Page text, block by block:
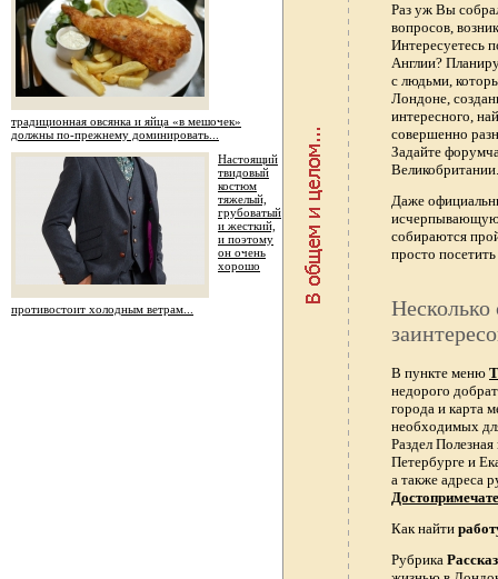
традиционная овсянка и яйца «в мешочек»
должны по-прежнему доминировать...
Настоящий
твидовый
костюм
тяжелый,
грубоватый
и жесткий,
и поэтому
он очень
хорошо
противостоит холодным ветрам...
Раз уж Вы
вопросов,
Интересуетесь
Англии?
с людьми,
Лондоне,
интересного,
совершенно
Задайте
Даже
исчерпывающую
собираются
просто
Несколько
В пункте меню
недорого
города и карта
необходимых
Раздел
Петербурге и
а также адреса
Как найти
Рубрика